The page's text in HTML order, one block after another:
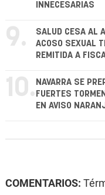
INNECESARIAS
9.
SALUD CESA AL
ACOSO SEXUAL
REMITIDA A
10. NAVARRA SE
FUERTES
EN AVISO
COMENTARIOS: